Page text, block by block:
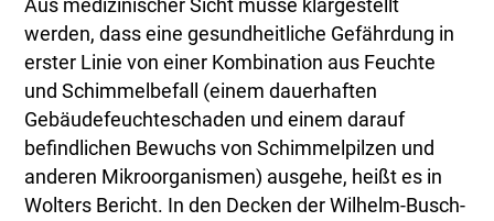
Aus medizinischer Sicht müsse klargestellt
werden, dass eine gesundheitliche Gefährdung in
erster Linie von einer Kombination aus Feuchte
und Schimmelbefall (einem dauerhaften
Gebäudefeuchteschaden und einem darauf
befindlichen Bewuchs von Schimmelpilzen und
anderen Mikroorganismen) ausgehe, heißt es in
Wolters Bericht. In den Decken der Wilhelm-Busch-